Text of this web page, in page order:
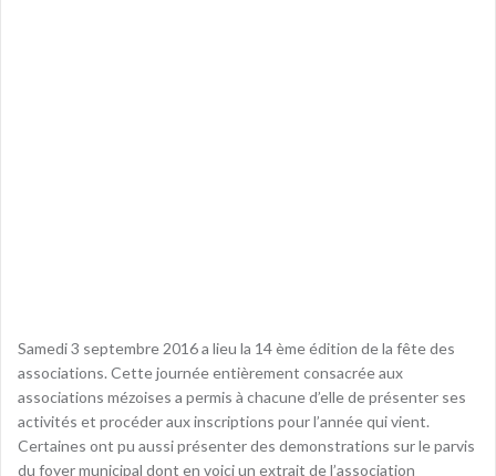
Samedi 3 septembre 2016 a lieu la 14 ème édition de la fête des
associations. Cette journée entièrement consacrée aux
associations mézoises a permis à chacune d’elle de présenter ses
activités et procéder aux inscriptions pour l’année qui vient.
Certaines ont pu aussi présenter des demonstrations sur le parvis
du foyer municipal dont en voici un extrait de l’association